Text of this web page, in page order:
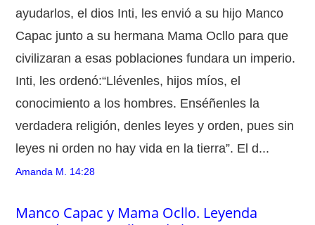
ayudarlos, el dios Inti, les envió a su hijo Manco
Capac junto a su hermana Mama Ocllo para que
civilizaran a esas poblaciones fundara un imperio.
Inti, les ordenó:“Llévenles, hijos míos, el
conocimiento a los hombres. Enséñenles la
verdadera religión, denles leyes y orden, pues sin
leyes ni orden no hay vida en la tierra”. El d...
Amanda M. 14:28
Manco Capac y Mama Ocllo. Leyenda